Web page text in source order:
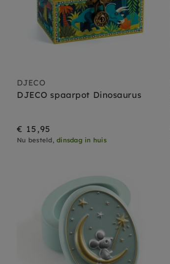
DJECO
DJECO spaarpot Dinosaurus
€ 15,95
Nu besteld, dinsdag in huis